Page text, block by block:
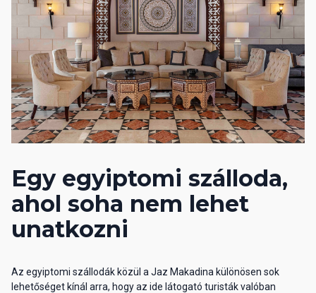
Egy egyiptomi szálloda,
ahol soha nem lehet
unatkozni
Az egyiptomi szállodák közül a Jaz Makadina különösen sok
lehetőséget kínál arra, hogy az ide látogató turisták valóban